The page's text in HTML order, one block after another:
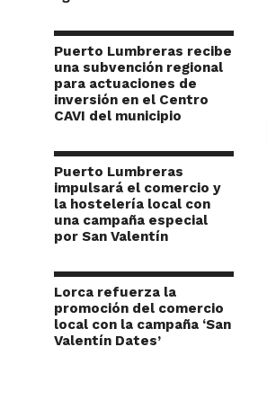
Puerto Lumbreras recibe
una subvención regional
para actuaciones de
inversión en el Centro
CAVI del municipio
Puerto Lumbreras
impulsará el comercio y
la hostelería local con
una campaña especial
por San Valentín
Lorca refuerza la
promoción del comercio
local con la campaña ‘San
Valentín Dates’